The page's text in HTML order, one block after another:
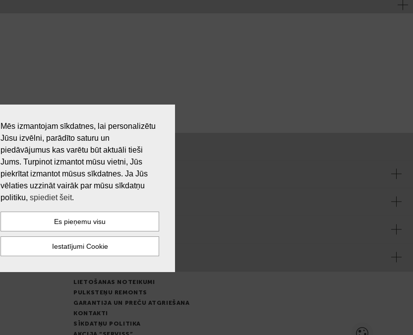
LIETOŠANAS NOTEIKUMI
PULKSTEŅU REMONTS
GARANTIJA UN PREČU ATGRIEŠANA
KONTAKTI
SĪKDATŅU POLITIKA
Mēs izmantojam sīkdatnes, lai personalizētu
Jūsu izvēlni, parādīto saturu un
piedāvājumus kas varētu būt aktuāli tieši
Jums. Turpinot izmantot mūsu vietni, Jūs
piekrītat izmantot mūsus sīkdatnes. Ja Jūs
vēlaties uzzināt vairāk par mūsu sīkdatņu
politiku, spiediet šeit.